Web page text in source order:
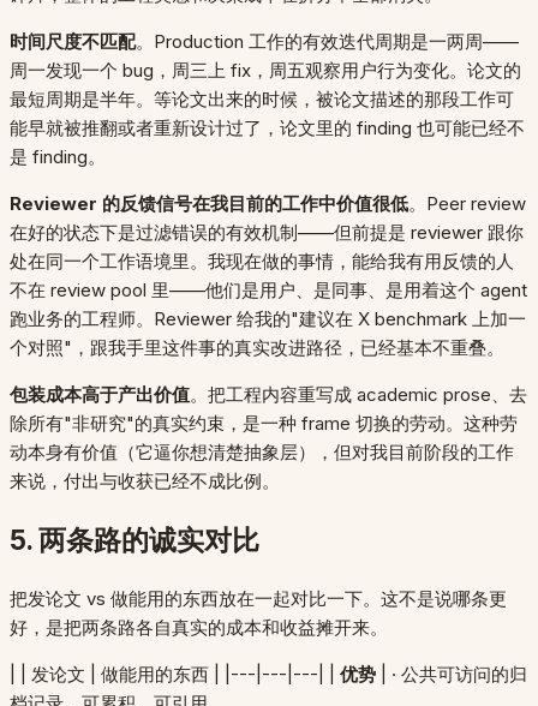
时间尺度不匹配。Production 工作的有效迭代周期是一两周——
周一发现一个 bug，周三上 fix，周五观察用户行为变化。论文的
最短周期是半年。等论文出来的时候，被论文描述的那段工作可
能早就被推翻或者重新设计过了，论文里的 finding 也可能已经不
是 finding。
Reviewer 的反馈信号在我目前的工作中价值很低。Peer review
在好的状态下是过滤错误的有效机制——但前提是 reviewer 跟你
处在同一个工作语境里。我现在做的事情，能给我有用反馈的人
不在 review pool 里——他们是用户、是同事、是用着这个 agent
跑业务的工程师。Reviewer 给我的"建议在 X benchmark 上加一
个对照"，跟我手里这件事的真实改进路径，已经基本不重叠。
包装成本高于产出价值。把工程内容重写成 academic prose、去
除所有"非研究"的真实约束，是一种 frame 切换的劳动。这种劳
动本身有价值（它逼你想清楚抽象层），但对我目前阶段的工作
来说，付出与收获已经不成比例。
5. 两条路的诚实对比
把发论文 vs 做能用的东西放在一起对比一下。这不是说哪条更
好，是把两条路各自真实的成本和收益摊开来。
| | 发论文 | 做能用的东西 | |---|---|---| | 优势 | · 公共可访问的归